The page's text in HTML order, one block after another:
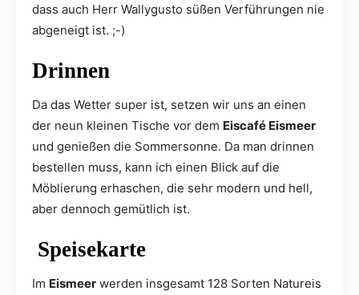
dass auch Herr Wallygusto süßen Verführungen nie
abgeneigt ist. ;-)
Drinnen
Da das Wetter super ist, setzen wir uns an einen
der neun kleinen Tische vor dem Eiscafé Eismeer
und genießen die Sommersonne. Da man drinnen
bestellen muss, kann ich einen Blick auf die
Möblierung erhaschen, die sehr modern und hell,
aber dennoch gemütlich ist.
Speisekarte
Im Eismeer werden insgesamt 128 Sorten Natureis